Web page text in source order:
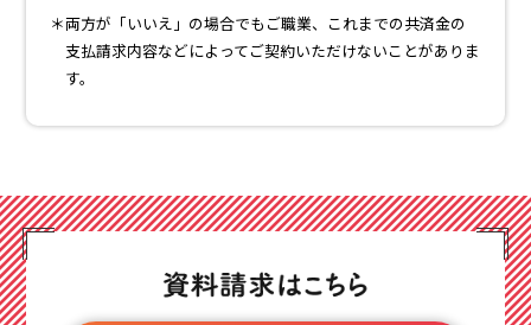
両方が「いいえ」の場合でもご職業、これまでの共済金の
支払請求内容などによってご契約いただけないことがありま
す。